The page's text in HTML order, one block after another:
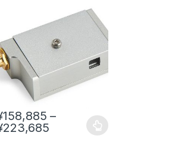
158,885 –
223,685